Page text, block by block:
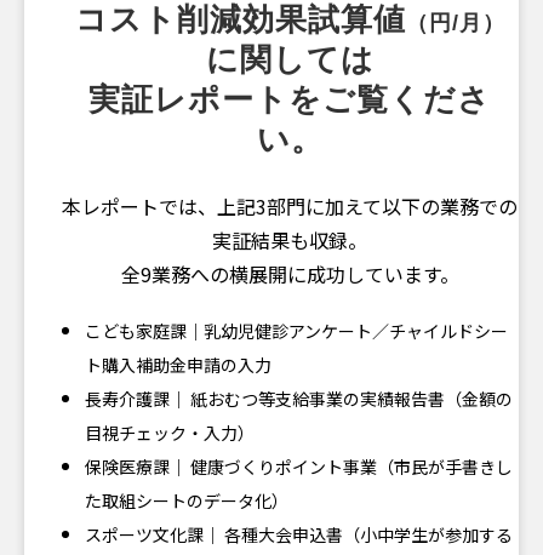
コスト削減効果試算値 （円/月）
に関しては
実証レポートをご覧くださ
い。
本レポートでは、上記3部門に加えて以下の業務での
実証結果も収録。
全9業務への横展開に成功しています。
こども家庭課｜乳幼児健診アンケート／チャイルドシー
ト購入補助金申請の入力
長寿介護課｜ 紙おむつ等支給事業の実績報告書（金額の
目視チェック・入力）
保険医療課｜ 健康づくりポイント事業（市民が手書きし
た取組シートのデータ化）
スポーツ文化課｜ 各種大会申込書（小中学生が参加する